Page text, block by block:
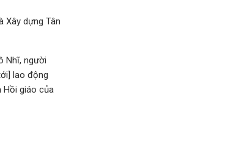
Xây dựng Tân
Nhĩ, người
lao động
Hồi giáo của